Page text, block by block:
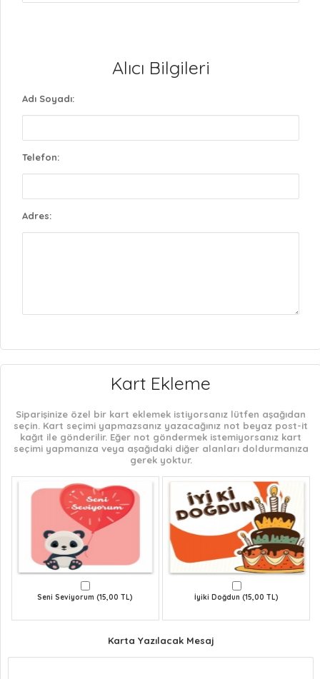
Alıcı Bilgileri
Adı Soyadı:
Telefon:
Adres:
Kart Ekleme
Siparişinize özel bir kart eklemek istiyorsanız lütfen aşağıdan
seçin. Kart seçimi yapmazsanız yazacağınız not beyaz post-it
kağıt ile gönderilir. Eğer not göndermek istemiyorsanız kart
seçimi yapmanıza veya aşağıdaki diğer alanları doldurmanıza
gerek yoktur.
Seni Seviyorum (15,00 TL) İyiki Doğdun (15,00 TL)
Karta Yazılacak Mesaj